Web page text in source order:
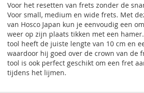
Voor het resetten van frets zonder de
Voor small, medium en wide frets. Met
van Hosco Japan kun je eenvoudig een
weer op zijn plaats tikken met een
tool heeft de juiste lengte van 10 cm en
waardoor hij goed over de crown van de
tool is ook perfect geschikt om een fret
tijdens het lijmen.